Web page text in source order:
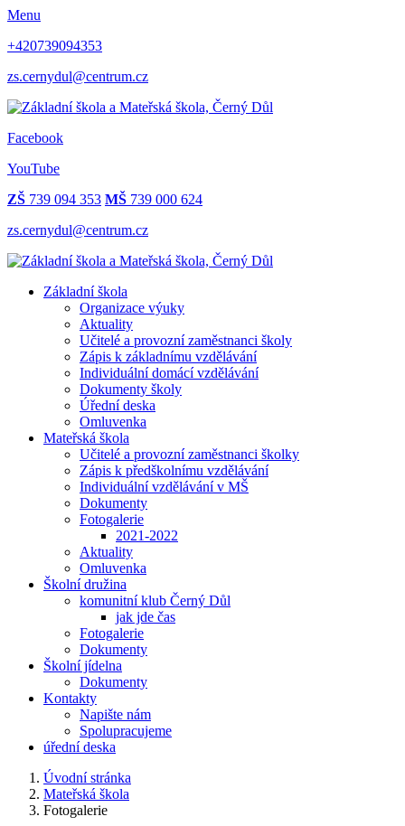
Menu
+420739094353
zs.cernydul@centrum.cz
Facebook
YouTube
ZŠ 739 094 353 MŠ 739 000 624
zs.cernydul@centrum.cz
Základní škola
Organizace výuky
Aktuality
Učitelé a provozní zaměstnanci školy
Zápis k základnímu vzdělávání
Individuální domácí vzdělávání
Dokumenty školy
Úřední deska
Omluvenka
Mateřská škola
Učitelé a provozní zaměstnanci školky
Zápis k předškolnímu vzdělávání
Individuální vzdělávání v MŠ
Dokumenty
Fotogalerie
2021-2022
Aktuality
Omluvenka
Školní družina
komunitní klub Černý Důl
jak jde čas
Fotogalerie
Dokumenty
Školní jídelna
Dokumenty
Kontakty
Napište nám
Spolupracujeme
úřední deska
Úvodní stránka
Mateřská škola
Fotogalerie